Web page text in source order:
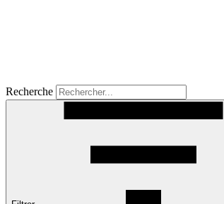
Recherche